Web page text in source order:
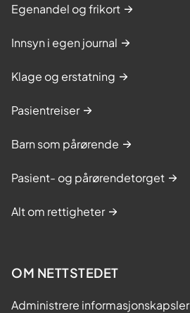
Egenandel og frikort
Innsyn i egen journal
Klage og erstatning
Pasientreiser
Barn som pårørende
Pasient- og pårørendetorget
Alt om rettigheter
OM NETTSTEDET
Administrere informasjonskapsler